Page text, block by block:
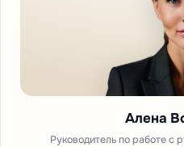
Алена
Руководитель по работе с